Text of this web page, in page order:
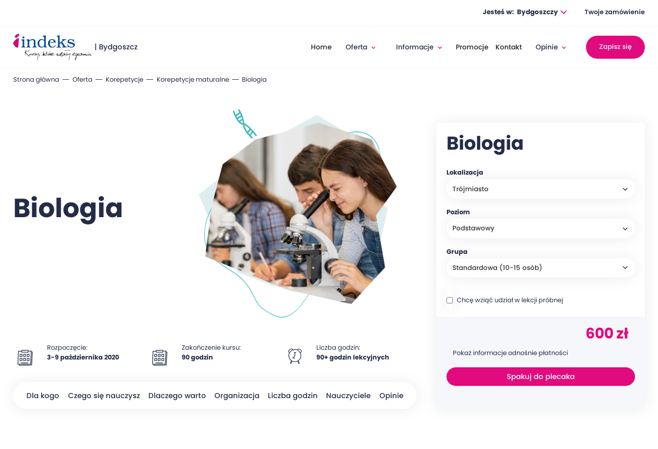
Jesteś w: Bydgoszczy Twoje zamówienie
| Bydgoszcz Home Oferta Informacje Promocje Kontakt Opinie Zapisz się
Strona główna Oferta Korepetycje Korepetycje maturalne Biologia
Biologia
Rozpoczęcie:
3-9 października 2020
Zakończenie kursu:
90 godzin
Liczba godzin:
90+ godzin lekcyjnych
Dla kogo Czego się nauczysz Dlaczego warto Organizacja Liczba godzin Nauczyciele Opinie
Biologia
Lokalizacja
Poziom
Grupa
Chcę wziąć udział w lekcji próbnej
600 zł
Pokaż informacje odnośnie płatności
Spakuj do plecaka